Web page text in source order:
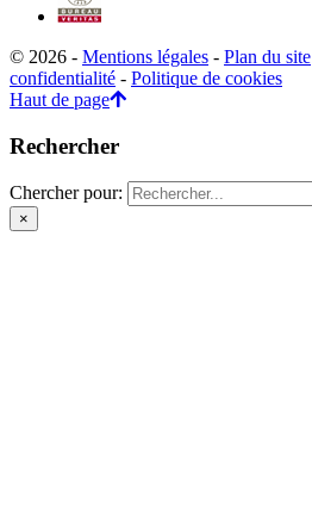
© 2026 - Mentions légales - Plan du site
confidentialité - Politique de cookies
Haut de page
Rechercher
Chercher pour:
×